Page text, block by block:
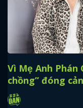
Vì Mẹ Anh Phán
chồng” đóng